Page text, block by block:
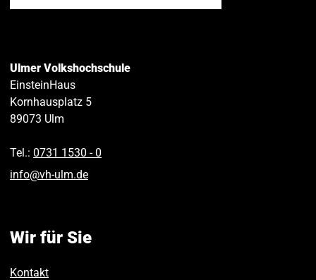
Ulmer Volkshochschule
EinsteinHaus
Kornhausplatz 5
89073 Ulm
Tel.: 0731 1530 ‑ 0
info@vh-ulm.de
Wir für Sie
Kontakt